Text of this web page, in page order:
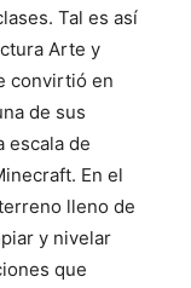
Tal es así
Arte y
convirtió en
de sus
escala de
En el
lleno de
y nivelar
que